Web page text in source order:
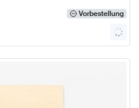
Vorbestellung